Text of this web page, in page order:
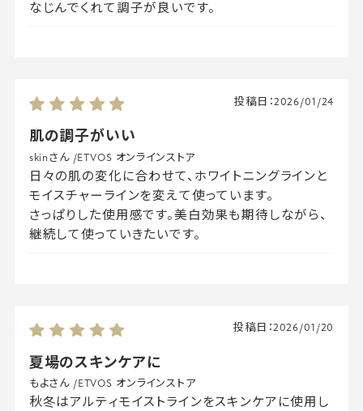
なじんでくれて調子が良いです。
肌の調子がいい
投稿日：2026/01/24
skinさん /ETVOS オンラインストア
日々の肌の変化に合わせて、ホワイトニングラインと
モイスチャーラインを変えて使っています。
さっぱりした使用感です。美白効果も期待しながら、
継続して使っていきたいです。
夏場のスキンケアに
投稿日：2026/01/20
もよさん /ETVOS オンラインストア
秋冬はアルティモイストラインをスキンケアに使用し